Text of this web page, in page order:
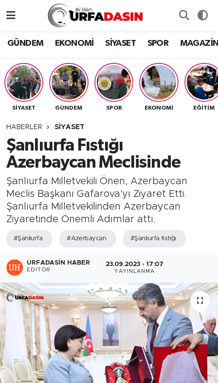
GÜNDEM EKONOMİ SİYASET SPOR
SİYASET GÜNDEM SPOR EKONOMİ EĞITIM
HABERLER SİYASET
Şanlıurfa Fıstığı
Azerbaycan Meclisinde
Şanlıurfa Milletvekili Önen, Azerbaycan
Meclis Başkanı Gafarova'yı Ziyaret Etti.
Şanlıurfa Milletvekilinden Azerbaycan
Ziyaretinde Önemli Adımlar attı.
#Şanlıurfa #Azerbaycan #Şanlıurfa fıstığı
URFADASIN HABER
EDITÖR
23.09.2023 - 17:07
YAYINLANMA
EKONOMİ
SİYASET
SPOR
SAĞLIK
TEKNOLOJİ
OTOMOBİL
Gizlilik ve Güvenlik Politikası
İletişim
Nöbetçi Eczaneler
Hava Durumu
Namaz Vakitleri
Trafik Durumu
Tüm Manşetler
Son Dakika Haberleri
Haber Arşivi